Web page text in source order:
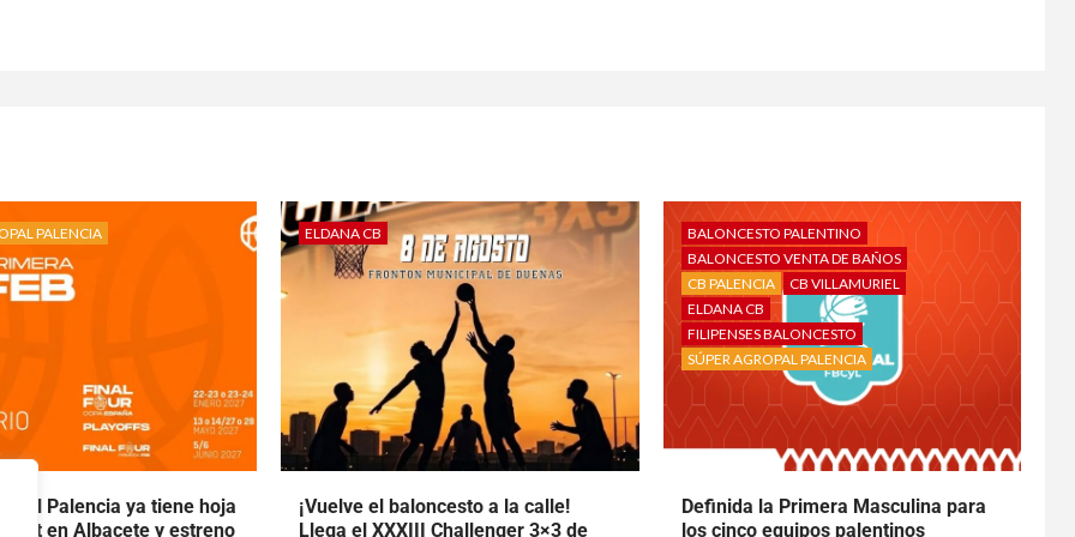
PALENCIA
Palencia ya tiene hoja
en Albacete y estreno
ELDANA CB
¡Vuelve el baloncesto a la calle!
Llega el XXXIII Challenger 3×3 de
BALONCESTO PALENTINO
BALONCESTO VENTA DE BAÑOS
CB PALENCIA
CB VILLAMURIEL
ELDANA CB
FILIPENSES BALONCESTO
SÚPER AGROPAL PALENCIA
Definida la Primera Masculina para
los cinco equipos palentinos